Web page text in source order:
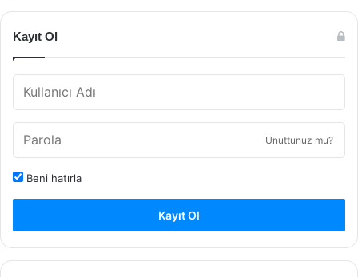
Kayıt Ol
Unuttunuz mu?
Beni hatırla
Kayıt Ol